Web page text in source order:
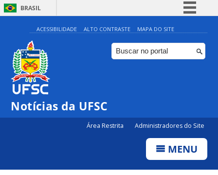
BRASIL
Simplifique!
Comunica BR
Participe
ACESSIBILIDADE ALTO CONTRASTE MAPA DO SITE
Notícias da UFSC
Área Restrita Administradores do Site
MENU